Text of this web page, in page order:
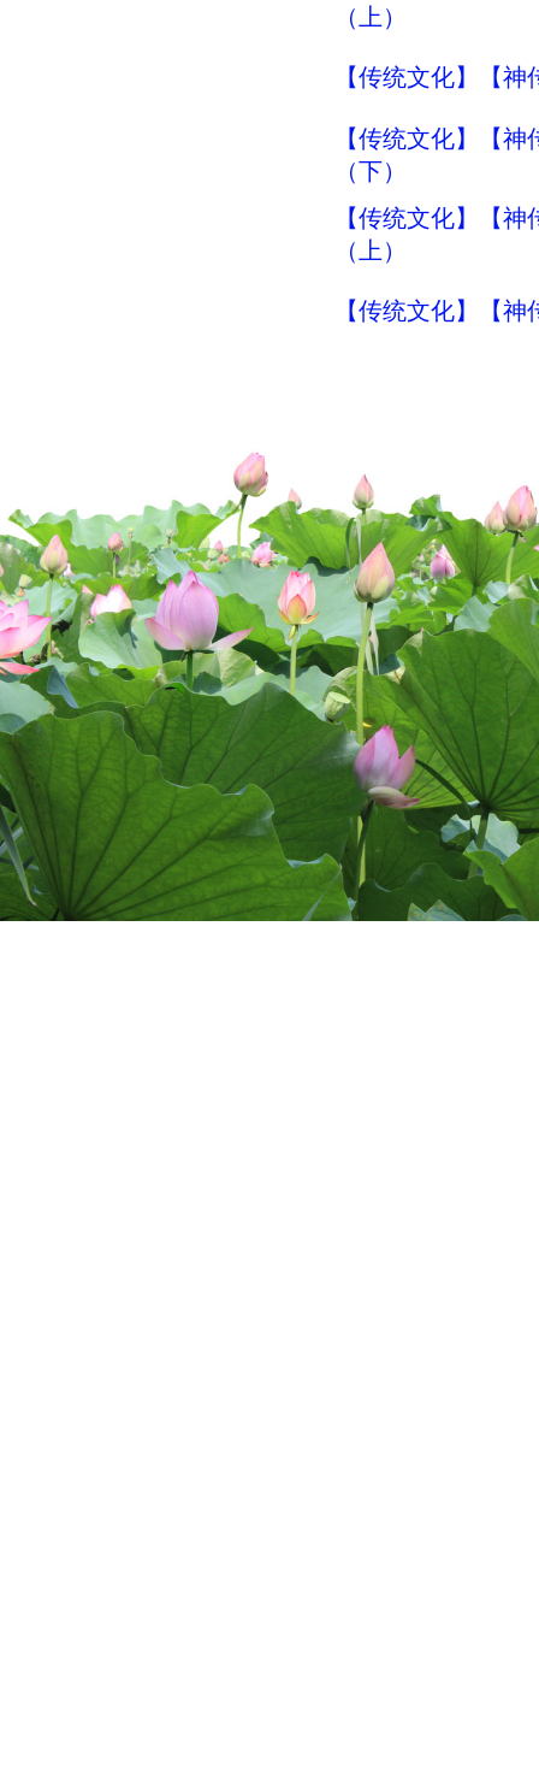
（上）
【传统文化】【
【传统文化】【
（下）
【传统文化】【
（上）
【传统文化】【